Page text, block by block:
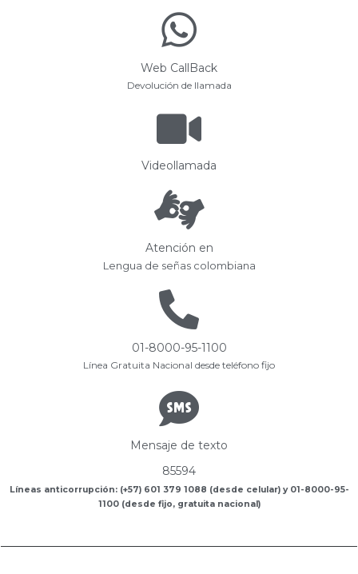
Web CallBack
Devolución de llamada
Videollamada
Atención en
Lengua de señas colombiana
01-8000-95-1100
Línea Gratuita Nacional desde teléfono fijo
Mensaje de texto
85594
Líneas anticorrupción: (+57) 601 379 1088 (desde celular) y 01-8000-95-
1100 (desde fijo, gratuita nacional)